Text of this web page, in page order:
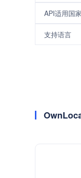
API适用国
支持语言